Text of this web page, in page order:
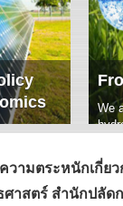
PV
We
ามตระหนักเกี่ยว
าสตร์ สำนักปลัด